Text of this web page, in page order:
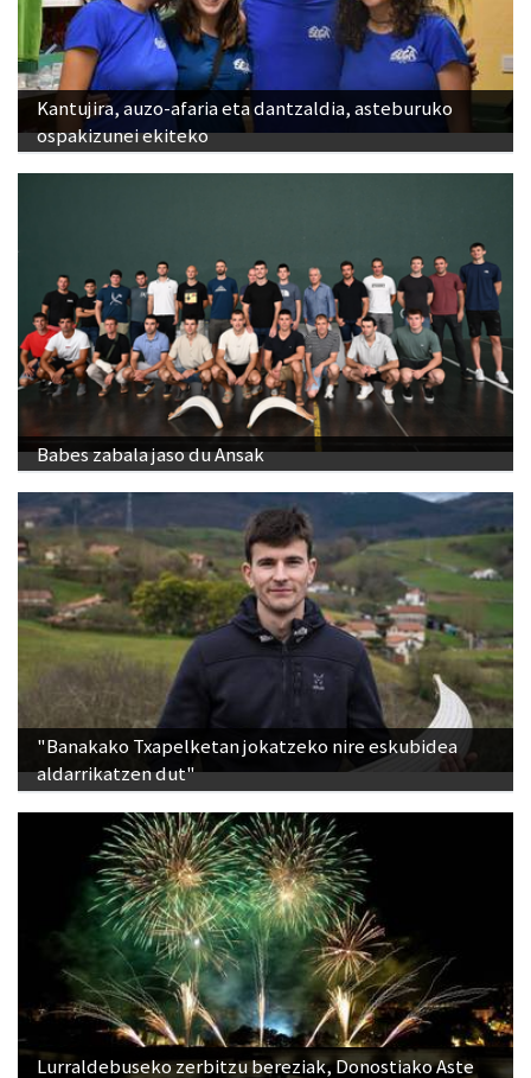
Kantujira, auzo-afaria eta dantzaldia, asteburuko
ospakizunei ekiteko
Babes zabala jaso du Ansak
"Banakako Txapelketan jokatzeko nire eskubidea
aldarrikatzen dut"
Lurraldebuseko zerbitzu bereziak, Donostiako Aste